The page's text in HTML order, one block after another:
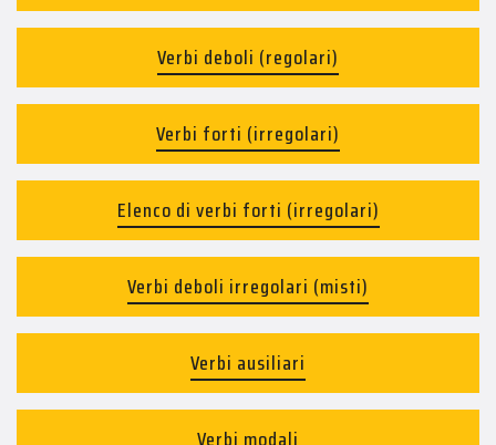
Verbi deboli (regolari)
Verbi forti (irregolari)
Elenco di verbi forti (irregolari)
Verbi deboli irregolari (misti)
Verbi ausiliari